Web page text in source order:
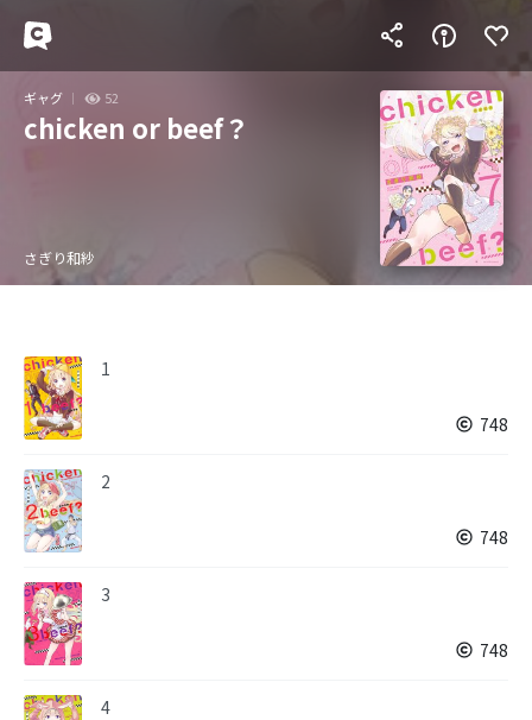
ギャグ 52
chicken or beef？
さぎり和紗
1
748
2
748
3
748
4